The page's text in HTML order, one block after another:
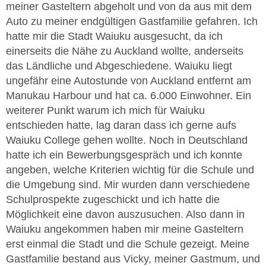
meiner Gasteltern abgeholt und von da aus mit dem
Auto zu meiner endgültigen Gastfamilie gefahren. Ich
hatte mir die Stadt Waiuku ausgesucht, da ich
einerseits die Nähe zu Auckland wollte, anderseits
das Ländliche und Abgeschiedene. Waiuku liegt
ungefähr eine Autostunde von Auckland entfernt am
Manukau Harbour und hat ca. 6.000 Einwohner. Ein
weiterer Punkt warum ich mich für Waiuku
entschieden hatte, lag daran dass ich gerne aufs
Waiuku College gehen wollte. Noch in Deutschland
hatte ich ein Bewerbungsgespräch und ich konnte
angeben, welche Kriterien wichtig für die Schule und
die Umgebung sind. Mir wurden dann verschiedene
Schulprospekte zugeschickt und ich hatte die
Möglichkeit eine davon auszusuchen. Also dann in
Waiuku angekommen haben mir meine Gasteltern
erst einmal die Stadt und die Schule gezeigt. Meine
Gastfamilie bestand aus Vicky, meiner Gastmum, und